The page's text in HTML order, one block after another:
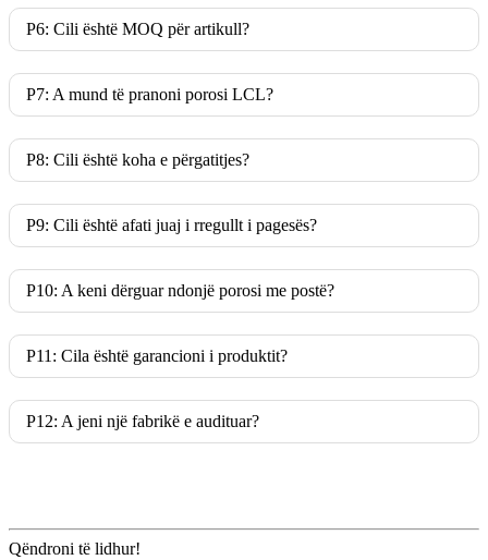
P6: Cili është MOQ për artikull?
P7: A mund të pranoni porosi LCL?
P8: Cili është koha e përgatitjes?
P9: Cili është afati juaj i rregullt i pagesës?
P10: A keni dërguar ndonjë porosi me postë?
P11: Cila është garancioni i produktit?
P12: A jeni një fabrikë e audituar?
Qëndroni të lidhur!